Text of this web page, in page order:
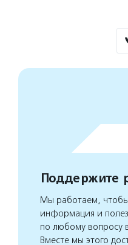
Поддержите
Мы работаем, чтобы
информация и
по любому вопросу
Вместе мы этого